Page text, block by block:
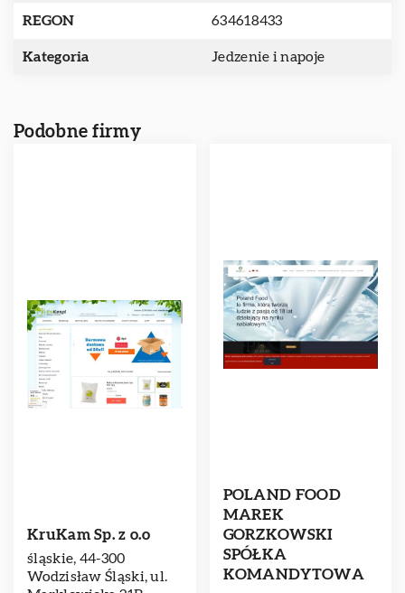
REGON 634618433
Kategoria Jedzenie i napoje
Podobne firmy
KruKam Sp. z o.o
śląskie, 44-300
Wodzisław Śląski, ul.
POLAND FOOD
MAREK
GORZKOWSKI
SPÓŁKA
KOMANDYTOWA